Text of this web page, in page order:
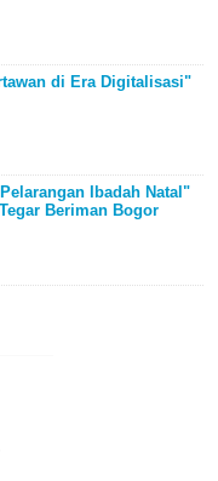
di Era Digitalisasi"
Ibadah Natal"
Beriman Bogor